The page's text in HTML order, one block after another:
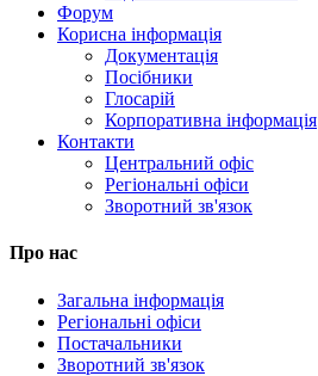
Форум
Корисна інформація
Документація
Посібники
Глосарій
Корпоративна інформація
Контакти
Центральний офіс
Регіональні офіси
Зворотний зв'язок
Про нас
Загальна інформація
Регіональні офіси
Постачальники
Зворотний зв'язок